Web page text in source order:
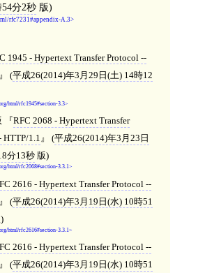
分2秒版)
rfc7231#appendix-A.3
1945 - Hypertext Transfer Protocol --
(平成26(2014)年3月29日(土) 14時12
html/rfc1945#section-3.3
RFC 2068 - Hypertext Transfer
HTTP/1.1
(平成26(2014)年3月23日
分13秒版)
html/rfc2068#section-3.3.1
2616 - Hypertext Transfer Protocol --
(平成26(2014)年3月19日(水) 10時51
html/rfc2616#section-3.3.1
2616 - Hypertext Transfer Protocol --
(平成26(2014)年3月19日(水) 10時51